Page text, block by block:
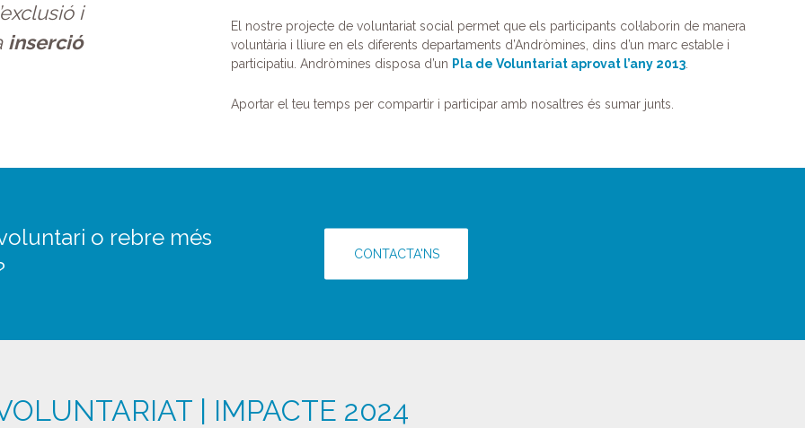
i
inserció
El nostre projecte de voluntariat social permet que els participants col·laborin de manera
voluntària i lliure en els diferents departaments d’Andròmines, dins d’un marc estable i
participatiu. Andròmines disposa d’un Pla de Voluntariat aprovat l’any 2013.
Aportar el teu temps per compartir i participar amb nosaltres és sumar junts.
o rebre més
CONTACTA'NS
| IMPACTE 2024